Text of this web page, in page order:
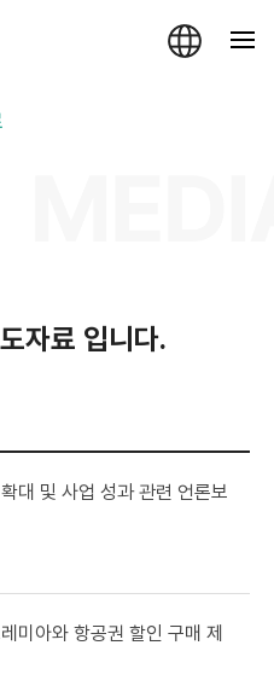
자료 입니다.
대 및 사업 성과 관련 언론보
미아와 항공권 할인 구매 제